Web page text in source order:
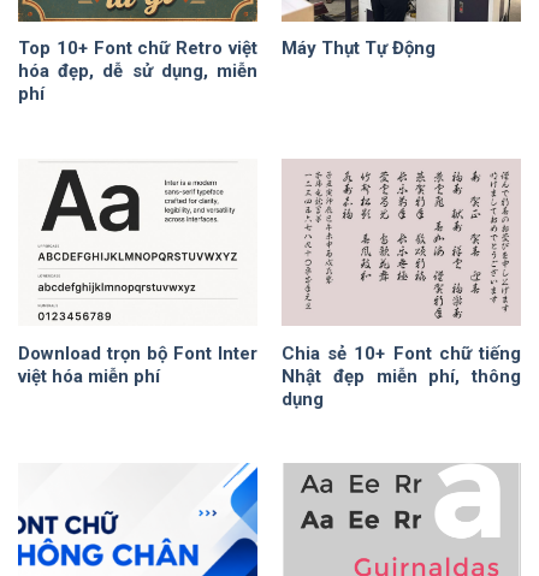
Top 10+ Font chữ Retro việt
hóa đẹp, dễ sử dụng, miễn
phí
Máy Thụt Tự Động
Download trọn bộ Font Inter
việt hóa miễn phí
Chia sẻ 10+ Font chữ tiếng
Nhật đẹp miễn phí, thông
dụng